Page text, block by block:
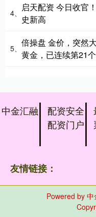
4、
启天配资 今日收官
史新高
5、
倍操盘 金价，突然
黄金，已连续第21
中金汇融
配资安全
配资门户
友情链接：
Powered by 中